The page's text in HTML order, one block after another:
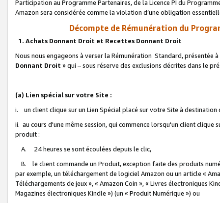
Participation au Programme Partenaires, de la Licence PI du
Amazon sera considérée comme la violation d’une obligation
Décompte de Rémunération du
1. Achats Donnant Droit et Recettes Donnant Droit
Nous nous engageons à verser la Rémunération Standard, présentée
Donnant Droit » qui – sous réserve des exclusions décrites dans le
(a) Lien spécial sur votre Site :
i. un client clique sur un Lien Spécial placé sur votre Site à destination
ii. au cours d'une même session, qui commence lorsqu'un client
produit :
A. 24 heures se sont écoulées depuis le clic,
B. le client commande un Produit, exception faite des produits
par exemple, un téléchargement de logiciel Amazon ou un article «
Téléchargements de jeux », « Amazon Coin », « Livres électroniques
Magazines électroniques Kindle ») (un « Produit Numérique ») ou